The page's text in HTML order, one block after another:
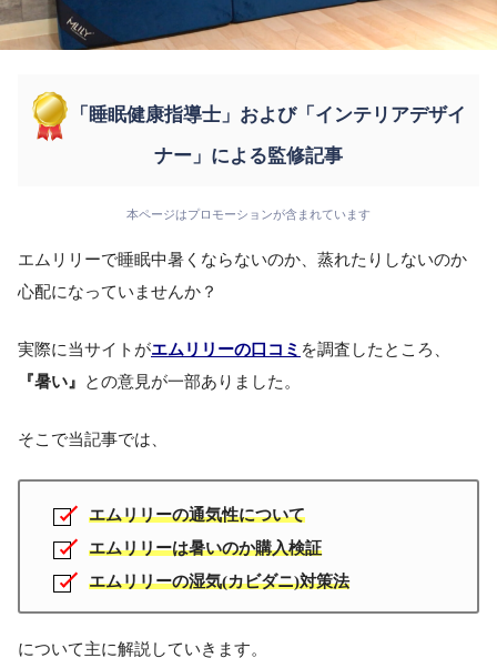
「睡眠健康指導士」および「インテリアデザイ
ナー」による監修記事
本ページはプロモーションが含まれています
エムリリーで睡眠中暑くならないのか、蒸れたりしないのか
心配になっていませんか？
実際に当サイトがエムリリーの口コミ を調査したところ、
『暑い』
との意見が一部ありました。
そこで当記事では、
エムリリーの通気性について
エムリリーは暑いのか購入検証
エムリリーの湿気(カビダニ)対策法
について主に解説していきます。